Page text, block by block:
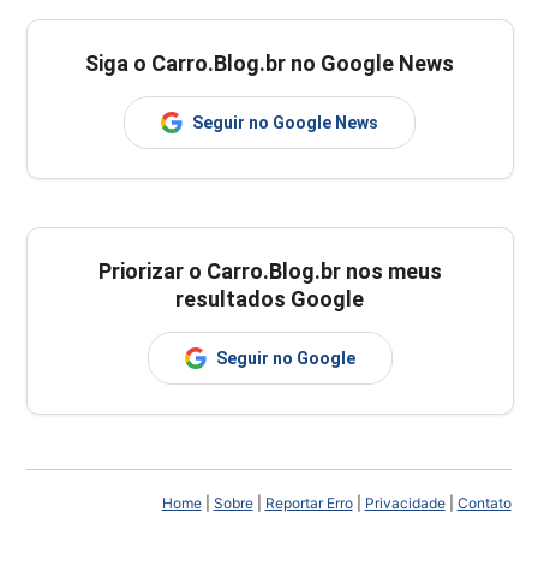
Siga o Carro.Blog.br no Google News
Seguir no Google News
Priorizar o Carro.Blog.br nos meus
resultados Google
Seguir no Google
Home| Sobre| Reportar Erro| Privacidade| Contato